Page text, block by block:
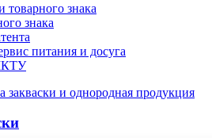
товарного знака
знака
питания и досуга